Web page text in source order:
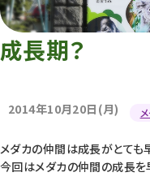
成長期？
2014年10月20日(月)
メダカの仲間は成長がとても
今回はメダカの仲間の成長を